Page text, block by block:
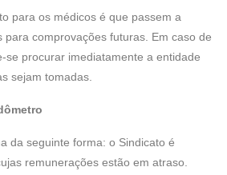
para os médicos é que passem a
para comprovações futuras. Em caso de
se procurar imediatamente a entidade
sejam tomadas.
da seguinte forma: o Sindicato é
remunerações estão em atraso.